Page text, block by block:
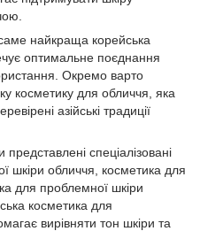
найкраща корейська
оптимальне поєднання
Окремо варто
косметику для обличчя, яка
азійські традиції
представлені спеціалізовані
шкіри обличчя, косметика для
для проблемної шкіри
косметика для
вирівняти тон шкіри та